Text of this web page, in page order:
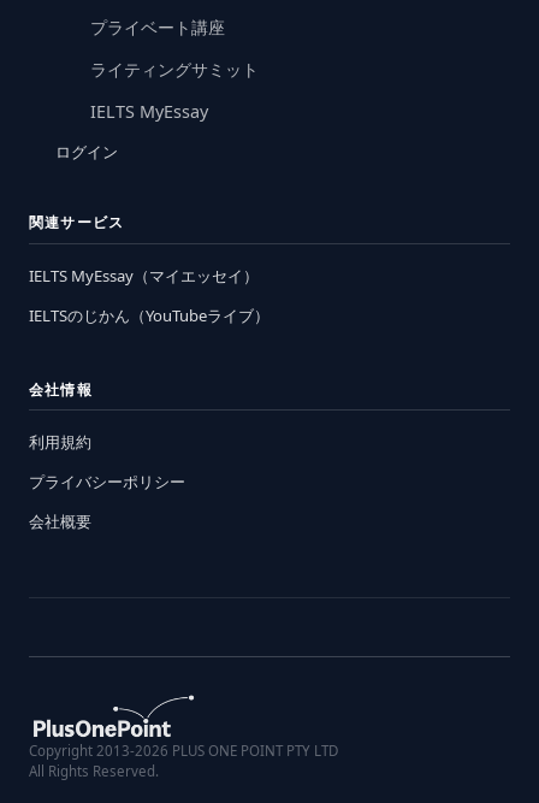
プライベート講座
ライティングサミット
IELTS MyEssay
ログイン
関連サービス
IELTS MyEssay（マイエッセイ）
IELTSのじかん（YouTubeライブ）
会社情報
利用規約
プライバシーポリシー
会社概要
Copyright 2013-2026 PLUS ONE POINT PTY LTD
All Rights Reserved.